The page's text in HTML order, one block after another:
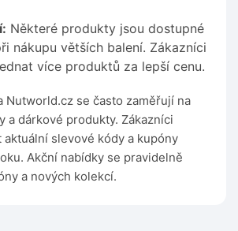
Některé produkty jsou dostupné
nákupu větších balení. Zákazníci
více produktů za lepší cenu.
Nutworld.cz se často zaměřují na
a dárkové produkty. Zákazníci
aktuální slevové kódy a kupóny
Akční nabídky se pravidelně
a nových kolekcí.